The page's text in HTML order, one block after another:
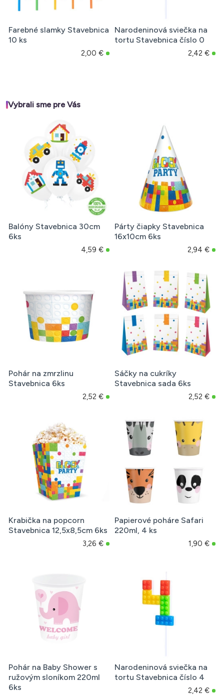
Farebné slamky Stavebnica
10 ks
2,00 €
Narodeninová sviečka na
tortu Stavebnica číslo 0
2,42 €
Vybrali sme pre Vás
Balóny Stavebnica 30cm
6ks
4,59 €
Párty čiapky Stavebnica
16x10cm 6ks
2,94 €
Pohár na zmrzlinu
Stavebnica 6ks
2,52 €
Sáčky na cukríky
Stavebnica sada 6ks
2,52 €
Krabička na popcorn
Stavebnica 12,5x8,5cm 6ks
3,26 €
Papierové poháre Safari
220ml, 4 ks
1,90 €
Pohár na Baby Shower s
ružovým sloníkom 220ml
6ks
Narodeninová sviečka na
tortu Stavebnica číslo 4
2,42 €